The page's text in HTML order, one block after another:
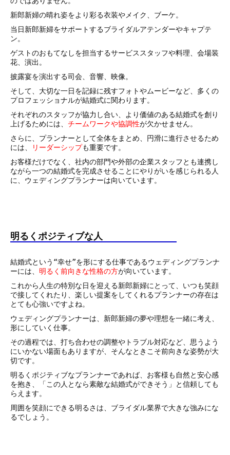
新郎新婦の晴れ姿をより彩る衣装やメイク、ブーケ。
当日新郎新婦をサポートするブライダルアテンダーやキャプテ
ン。
ゲストのおもてなしを担当するサービススタッフや料理、会場装
花、演出。
披露宴を演出する司会、音響、映像。
そして、大切な一日を記録に残すフォトやムービーなど、多くの
プロフェッショナルが結婚式に関わります。
それぞれのスタッフが協力し合い、より価値のある結婚式を創り
上げるためには、 チームワークや協調性が欠かせません。
さらに、プランナーとして全体をまとめ、円滑に進行させるため
には、
リーダーシップも重要です。
お客様だけでなく、社内の部門や外部の企業スタッフとも連携し
ながら一つの結婚式を完成させることにやりがいを感じられる人
に、ウェディングプランナーは向いています。
明るくポジティブな人
結婚式という“幸せ”を形にする仕事であるウェディングプランナ
ーには、 明るく前向きな性格の方が向いています。
これから人生の特別な日を迎える新郎新婦にとって、いつも笑顔
で接してくれたり、楽しい提案をしてくれるプランナーの存在は
とても心強いですよね。
ウェディングプランナーは、新郎新婦の夢や理想を一緒に考え、
形にしていく仕事。
その過程では、打ち合わせの調整やトラブル対応など、思うよう
にいかない場面もありますが、そんなときこそ前向きな姿勢が大
切です。
明るくポジティブなプランナーであれば、お客様も自然と安心感
を抱き、「この人となら素敵な結婚式ができそう」と信頼しても
らえます。
周囲を笑顔にできる明るさは、ブライダル業界で大きな強みにな
るでしょう。